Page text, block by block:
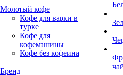
Молотый кофе
Кофе для варки в
турке
Кофе для
кофемашины
Кофе без кофеина
Бренд